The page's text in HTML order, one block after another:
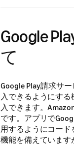
Google
て
Google Play請求サ
入できるようにす
入できます。
です。アプリで
用するようにコー
機能を備えています